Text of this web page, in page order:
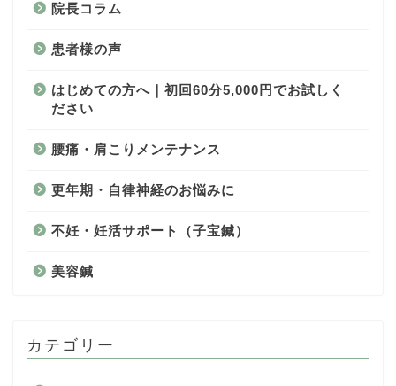
院長コラム
患者様の声
はじめての方へ｜初回60分5,000円でお試しく
ださい
腰痛・肩こりメンテナンス
更年期・自律神経のお悩みに
不妊・妊活サポート（子宝鍼）
美容鍼
カテゴリー